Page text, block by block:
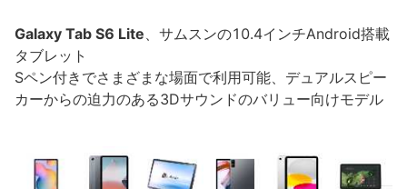
Galaxy Tab S6 Lite、サムスンの10.4インチAndroid搭載
タブレット
Sペン付きでさまざまな場面で利用可能、デュアルスピー
カーからの迫力のある3Dサウンドのバリュー向けモデル